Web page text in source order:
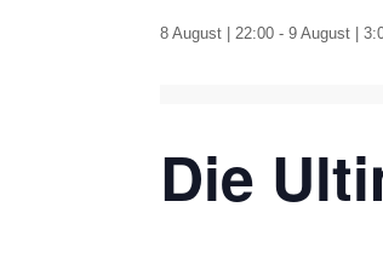
8 August | 22:00 -9 August |
Die